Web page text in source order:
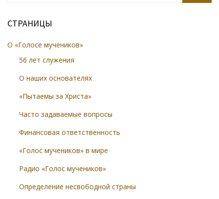
СТРАНИЦЫ
О «Голосе мучеников»
56 лет служения
О наших основателях
«Пытаемы за Христа»
Часто задаваемые вопросы
Финансовая ответственность
«Голос мучеников» в мире
Радио «Голос мучеников»
Определение несвободной страны